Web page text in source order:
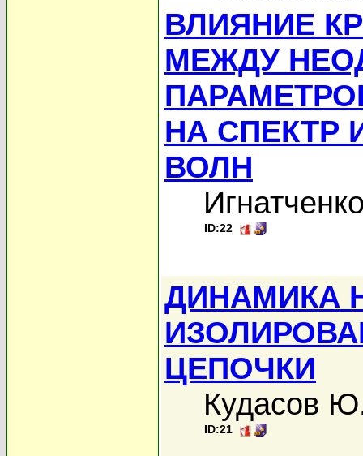
ВЛИЯНИЕ
МЕЖДУ
НА СПЕКТР
ВОЛН
ID:22
ДИНАМИКА
ЦЕПОЧКИ
Кудасов
ID:21